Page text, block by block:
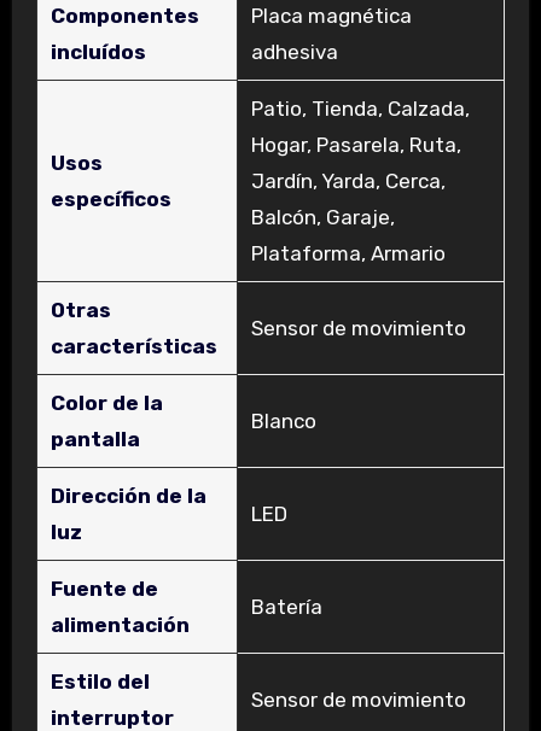
Componentes
incluídos
‎Placa magnética
adhesiva
Usos
específicos
‎Patio, Tienda, Calzada,
Hogar, Pasarela, Ruta,
Jardín, Yarda, Cerca,
Balcón, Garaje,
Plataforma, Armario
Otras
características
‎Sensor de movimiento
Color de la
pantalla
‎Blanco
Dirección de la
luz
‎LED
Fuente de
alimentación
‎Batería
Estilo del
interruptor
‎Sensor de movimiento